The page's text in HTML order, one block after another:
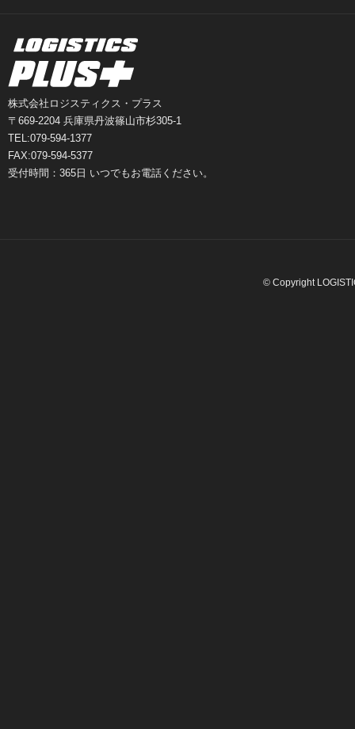
株式会社ロジスティクス・プラス
〒669-2204 兵庫県丹波篠山市杉305-1
TEL:079-594-1377
FAX:079-594-5377
受付時間：365日 いつでもお電話ください。
© Copyright